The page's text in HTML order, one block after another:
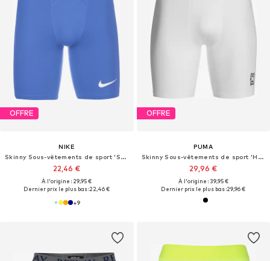
OFFRE
NIKE
Skinny Sous-vêtements de sport 'Strike Pro'
22,46 €
À l'origine : 29,95 €
Dernier prix le plus bas :22,46 €
+9
OFFRE
PUMA
Skinny Sous-vêtements de sport 'Hoops Team'
29,96 €
À l'origine : 39,95 €
Dernier prix le plus bas :29,96 €